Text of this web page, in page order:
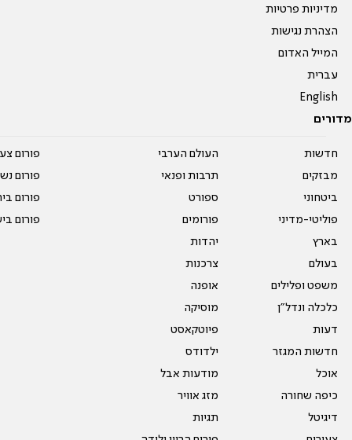
מדיניות פרטיות
הצהרת נגישות
המייל האדום
עברית
English
מדורים
חדשות
מבזקים
ביטחוני
פוליטי-מדיני
בארץ
בעולם
משפט ופלילים
כלכלה ונדל"ן
דעות
חדשות המגזר
אוכל
כיפה שחורה
דיגיטל
העולם הערבי
תרבות ופנאי
ספורט
פורומים
יהדות
צרכנות
אופנה
מוסיקה
פיוטקאסט
ילדודס
מודעות אבל
מזג אוויר
תגיות
פורום
פורום
פורום
פורום